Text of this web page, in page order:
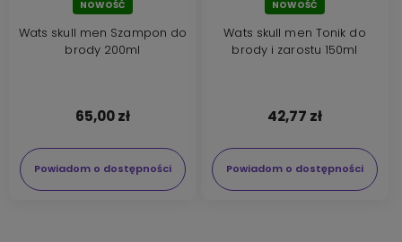
NOWOŚĆ
Wats skull men Szampon do
brody 200ml
65,00 zł
Powiadom o dostępności
NOWOŚĆ
Wats skull men Tonik do
brody i zarostu 150ml
42,77 zł
Powiadom o dostępności